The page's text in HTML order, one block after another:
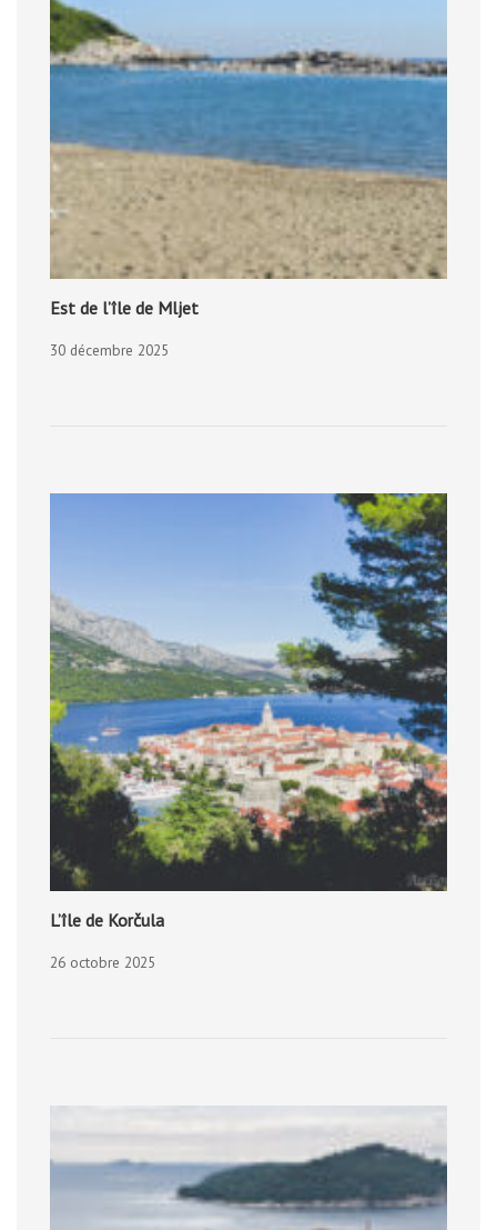
Est de l’île de Mljet
30 décembre 2025
L’île de Korčula
26 octobre 2025